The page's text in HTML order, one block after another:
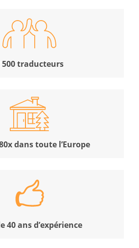
500 traducteurs
dans toute l’Europe
40 ans d’expérience